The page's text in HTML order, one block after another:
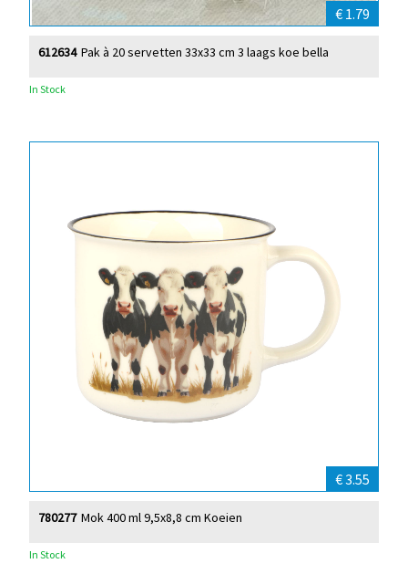
€ 1.79
Pak à 20 servetten 33x33 cm 3 laags koe bella
612634
In Stock
€ 3.55
Mok 400 ml 9,5x8,8 cm Koeien
780277
In Stock